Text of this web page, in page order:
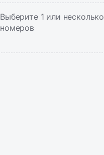
Выберите 1 или несколько
номеров